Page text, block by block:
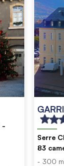
Serre
83
- 300